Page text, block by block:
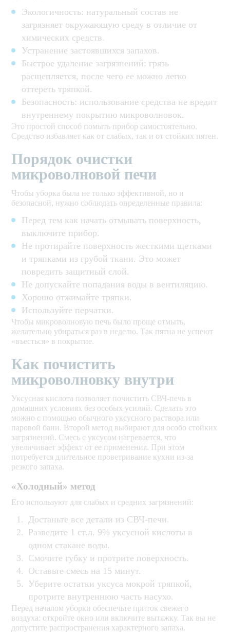
Экологичность: натуральный состав не
загрязняет окружающую среду в отличие от
химических средств.
Устранение застоявшихся запахов.
Быстрое удаление загрязнений: грязь
расщепляется, после чего ее можно легко
оттереть тряпкой.
Безопасность: использование средства не вредит
внутреннему покрытию микроволновок.
Это простой способ помыть прибор самостоятельно.
Средство избавляет как от слабых, так и от стойких пятен.
Порядок очистки
микроволновой печи
Чтобы уборка была не только эффективной, но и
безопасной, нужно соблюдать определенные правила:
Перед тем как начать отмывать поверхность,
выключите прибор.
Не протирайте поверхность жесткими щетками
и тряпками из грубой ткани. Это может
повредить защитный слой.
Не допускайте попадания воды в вентиляцию.
Хорошо отжимайте тряпки.
Используйте перчатки.
Чтобы микроволновую печь было проще отмыть,
желательно убираться раз в неделю. Так пятна не успеют
«въесться» в покрытие.
Как почистить
микроволновку внутри
Уксусная кислота позволяет почистить СВЧ-печь в
домашних условиях без особых усилий. Сделать это
можно с помощью обычного уксусного раствора или
паровой бани. Второй метод выбирают для особо стойких
загрязнений. Смесь с уксусом нагревается, что
увеличивает эффект от ее применения. При этом
потребуется длительное проветривание кухни из-за
резкого запаха.
«Холодный» метод
Его используют для слабых и средних загрязнений:
Достаньте все детали из СВЧ-печи.
Разведите 1 ст.л. 9% уксусной кислоты в
одном стакане воды.
Смочите губку и протрите поверхность.
Оставьте смесь на 15 минут.
Уберите остатки уксуса мокрой тряпкой,
протрите внутреннюю часть насухо.
Перед началом уборки обеспечьте приток свежего
воздуха: откройте окно или включите вытяжку. Так вы не
допустите распространения характерного запаха.